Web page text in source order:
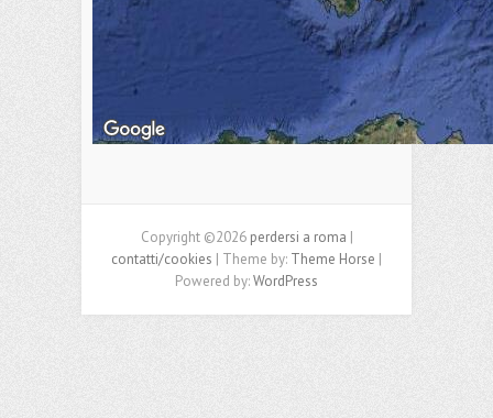
Copyright ©2026 perdersi a roma |
contatti/cookies | Theme by: Theme Horse |
Powered by:WordPress